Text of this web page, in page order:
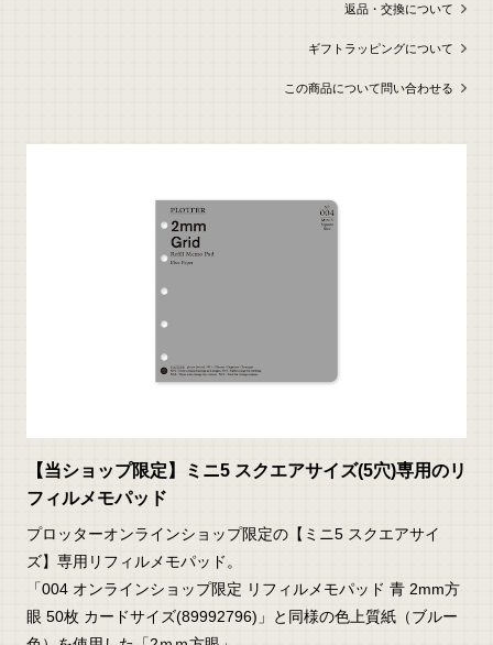
返品・交換について
ギフトラッピングについて
この商品について問い合わせる
【当ショップ限定】ミニ5 スクエアサイズ(5穴)専用のリ
フィルメモパッド
プロッターオンラインショップ限定の【ミニ5 スクエアサイ
ズ】専用リフィルメモパッド。
「004 オンラインショップ限定 リフィルメモパッド 青 2mm方
眼 50枚 カードサイズ(89992796)」と同様の色上質紙（ブルー